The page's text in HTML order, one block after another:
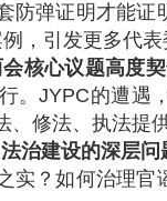
防弹证明才能
，引发更多代表
核心议题高度契
。JYPC的遭遇
修法、执法提
治建设的深层问
实？如何治理